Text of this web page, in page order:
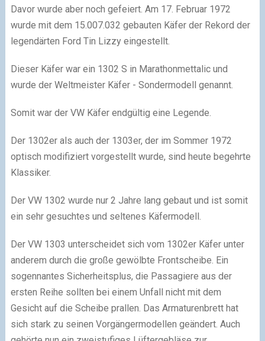
Davor wurde aber noch gefeiert. Am 17. Februar 1972
wurde mit dem 15.007.032 gebauten Käfer der Rekord der
legendärten Ford Tin Lizzy eingestellt.
Dieser Käfer war ein 1302 S in Marathonmettalic und
wurde der Weltmeister Käfer - Sondermodell genannt.
Somit war der VW Käfer endgültig eine Legende.
Der 1302er als auch der 1303er, der im Sommer 1972
optisch modifiziert vorgestellt wurde, sind heute begehrte
Klassiker.
Der VW 1302 wurde nur 2 Jahre lang gebaut und ist somit
ein sehr gesuchtes und seltenes Käfermodell.
Der VW 1303 unterscheidet sich vom 1302er Käfer unter
anderem durch die große gewölbte Frontscheibe. Ein
sogennantes Sicherheitsplus, die Passagiere aus der
ersten Reihe sollten bei einem Unfall nicht mit dem
Gesicht auf die Scheibe prallen. Das Armaturenbrett hat
sich stark zu seinen Vorgängermodellen geändert. Auch